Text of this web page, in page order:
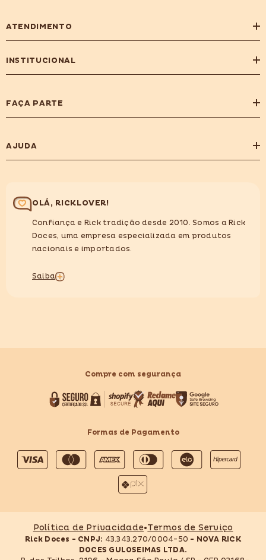
ATENDIMENTO
INSTITUCIONAL
FAÇA PARTE
AJUDA
OLÁ, RICKLOVER!
Confiança e Rick tradição desde 2010. Somos a Rick
Doces, uma empresa especializada em produtos
nacionais e importados.
Saiba
Compre com segurança
Formas de Pagamento
Formas
pagamento
Política de Privacidade•Termos de Serviço
Rick Doces - CNPJ: 43.343.270/0004-50 - NOVA RICK
DOCES GULOSEIMAS LTDA.